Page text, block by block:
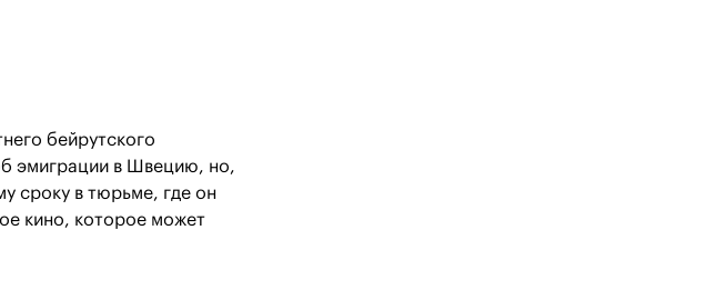
бейрутского
эмиграции в Швецию, но,
сроку в тюрьме, где он
кино, которое может